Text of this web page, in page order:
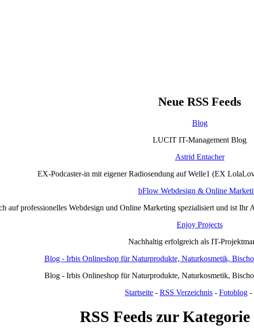
Neue RSS Feeds
Blog
LUCIT IT-Management Blog
Astrid Entacher
EX-Podcaster-in mit eigener Radiosendung auf Welle1 (EX
bFlow Webdesign & Online
auf professionelles Webdesign und Online Marketing spezialisiert und ist
Enjoy Projects
Nachhaltig erfolgreich als IT-
Blog - Irbis Onlineshop für Naturprodukte, Naturkosmetik,
Blog - Irbis Onlineshop für Naturprodukte, Naturkosmetik,
Startseite - RSS Verzeichnis - Fotoblog -
RSS Feeds zur